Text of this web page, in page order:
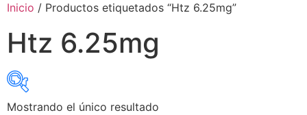
Inicio / Productos etiquetados “Htz 6.25mg”
Htz 6.25mg
Mostrando el único resultado